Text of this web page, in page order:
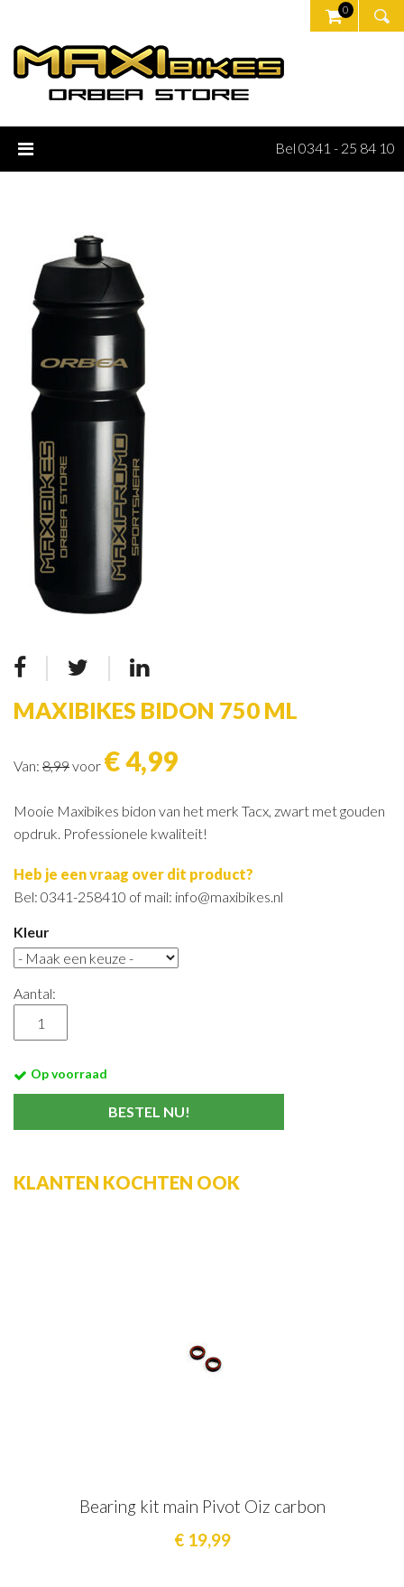
0
Bel 0341 - 25 84 10
MAXIBIKES BIDON 750 ML
Van: 8,99voor € 4,99
Mooie Maxibikes bidon van het merk Tacx, zwart met gouden
opdruk. Professionele kwaliteit!
Heb je een vraag over dit product?
Bel: 0341-258410 of mail: info@maxibikes.nl
Kleur
Aantal:
Op voorraad
KLANTEN KOCHTEN OOK
Bearing kit main Pivot Oiz carbon
€ 19,99